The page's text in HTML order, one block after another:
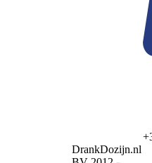
DrankDozijn.nl